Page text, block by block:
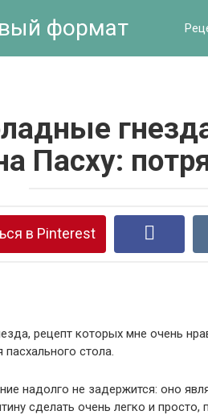
формат
Пасху:
в Pinterest
рецепт которых мне очень
стола.
надолго не задержится: оно
сделать очень легко и